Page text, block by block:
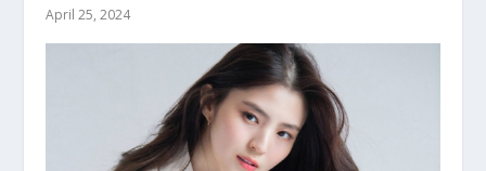
April 25, 2024